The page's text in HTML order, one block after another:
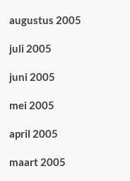
augustus 2005
juli 2005
juni 2005
mei 2005
april 2005
maart 2005